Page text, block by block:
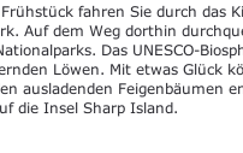
fahren Sie durch das
Auf dem Weg dorthin
Das UNESCO-
Löwen. Mit etwas Glück
ausladenden Feigenbäumen
die Insel Sharp Island.